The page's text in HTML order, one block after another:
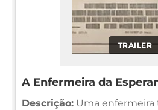
TRAILER
A Enfermeira da
Descrição: Uma